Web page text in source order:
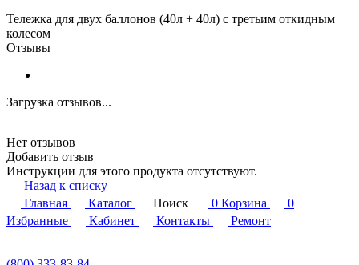
Тележка для двух баллонов (40л + 40л) с третьим откидным
колесом
Отзывы
Загрузка отзывов...
Нет отзывов
Добавить отзыв
Инструкции для этого продукта отсутствуют.
Назад к списку
Главная
Каталог Поиск 0 Корзина
0
Избранные
Кабинет Контакты Ремонт